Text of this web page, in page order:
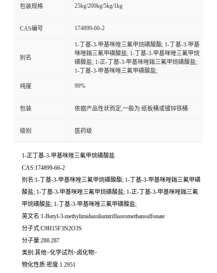
包装规格 25kg/200kg/5kg/1kg
CAS编号 174899-66-2
别名
1-丁基-3-甲基咪唑三氟甲烷磺酸酯; 1-丁基-3-甲基
咪唑鎓三氟甲磺酸盐; 1-丁基-3-甲基咪唑三氟甲烷
磺酸盐; 1-正-丁基-3-甲基咪唑鎓三氟甲烷磺酸盐;
1-丁基-3-甲基咪唑三氟甲磺酸盐;
纯度 99%
包装 依据产品性状而定,一般为:纸板桶或镀锌铁桶
级别 医药级
1-正丁基-3-甲基咪唑三氟甲烷磺酸盐
CAS:174899-66-2
别名:1-丁基-3-甲基咪唑三氟甲烷磺酸酯; 1-丁基-3-甲基咪唑鎓三氟甲磺
酸盐; 1-丁基-3-甲基咪唑三氟甲烷磺酸盐; 1-正-丁基-3-甲基咪唑鎓三氟
甲烷磺酸盐; 1-丁基-3-甲基咪唑三氟甲磺酸盐;
英文名:1-Butyl-3-methylimidazoliumtrifluoromethansulfonate
分子式:C9H15F3N2O3S
分子量:288.287
类别:其他>化学试剂>卤化物>
物化性质:密度:1.2951